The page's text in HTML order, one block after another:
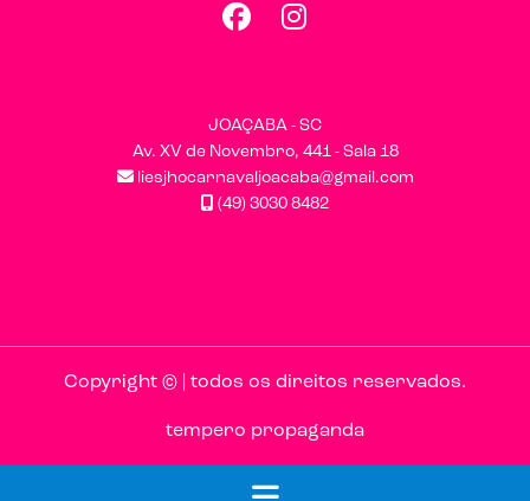
Instagram
JOAÇABA - SC
Av. XV de Novembro, 441 - Sala 18
liesjhocarnavaljoacaba@gmail.com
(49) 3030 8482
Copyright © | todos os direitos reservados.
tempero propaganda